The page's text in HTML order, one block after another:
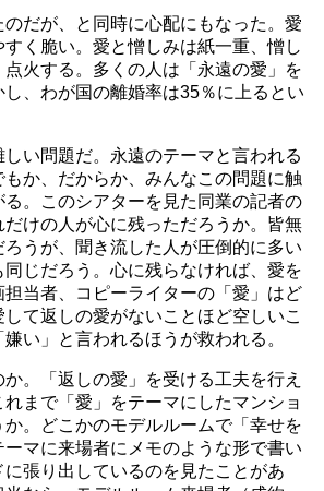
のだが、と同時に心配にもなった。愛
く脆い。愛と憎しみは紙一重、憎し
火する。多くの人は「永遠の愛」を
、わが国の離婚率は35％に上るとい
い問題だ。永遠のテーマと言われる
か、だからか、みんなこの問題に触
。このシアターを見た同業の記者の
だけの人が心に残っただろうか。皆無
ろうが、聞き流した人が圧倒的に多い
じだろう。心に残らなければ、 愛を
担当者、コピーライターの 「愛」はど
て返しの愛がないことほど空しいこ
い」と言われるほうが救われる。
。「返しの愛」を受ける工夫を行え
まで「愛」をテーマにしたマンショ
か。どこかのモデルルームで「幸せを
マに来場者にメモのような形で書い
張り出しているのを見たことがあ